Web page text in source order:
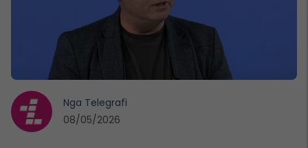
Nga Telegrafi
08/05/2026